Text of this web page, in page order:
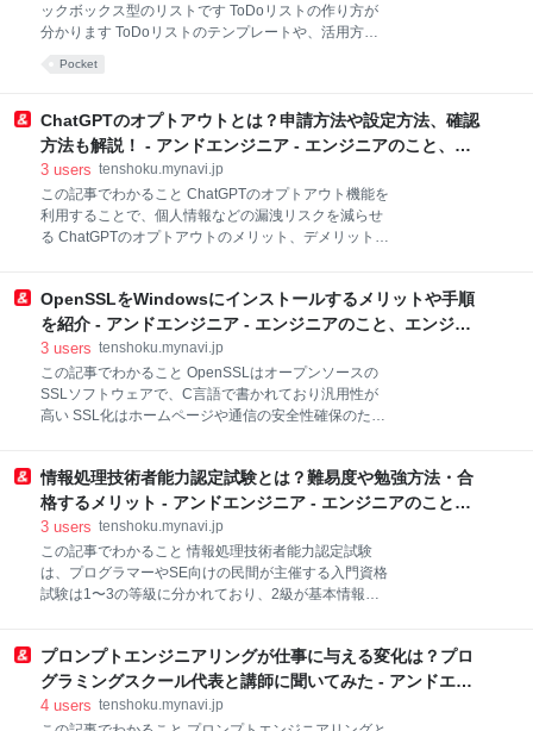
Script Host（WSH）とは 3-3. VBScriptでできることと
は 3-4. VBScriptとVBAの違いとは 4. VBScriptの代替と
ックボックス型のリストです ToDoリストの作り方が
分かります ToDoリストのテンプレートや、活用方法
い 2-3. チームメンバーとの共有が可能 2-4. 繰り返しの
タスクが登録できる 3. NotionのToDoリストの作り方
3-1. ToDoリストの基本的な作り方 3-2. ToDoリストで
を追加する 3-4. カレンダーにToDoリストを追加する
3-5. ToDoリストのショートカットについて 4. Notion
のToDoリストの活用方法 4-1. アラート機能を活用し
Pocket
ChatGPTのオプトアウトとは？申請方法や設定方法、確認
方法も解説！ - アンドエンジニア - エンジニアのこと、エ
ンジニアから。
3 users tenshoku.mynavi.jp
この記事でわかること ChatGPTのオプトアウト機能を
利用することで、個人情報などの漏洩リスクを減らせ
る ChatGPTのオプトアウトのメリット、デメリットを
1. ChatGPTのオプトアウト 2. ChatGPTのオプトアウ
ト機能とは 2-1. オプトアウトのメリット 2-2. オプトア
ウトのデメリット 3. ChatGPTの3つのオプトアウトと
流れ、設定完了の確認方法まで 3-1. 申請方式によるオ
プトアウト 3-2. Chat履歴オフによるオプトアウト 3-3.
「Microsoft Copilot」のオプトアウトについて 3-4.
ア
OpenSSLをWindowsにインストールするメリットや手順
を紹介 - アンドエンジニア - エンジニアのこと、エンジニ
アから。
3 users tenshoku.mynavi.jp
この記事でわかること OpenSSLはオープンソースの
SSLソフトウェアで、C言語で書かれており汎用性が
高い SSL化はホームページや通信の安全性確保のため
Windowsにインストールする 1-1. SSL化はなぜ必要な
のか 1-2. SSL化の確認方法 2. SSLのメリットとデメリ
ット 2-1. SSL化のメリット 2-2. SSL化のデメリット 3.
OpenSSLのインストール手順 3-1. OpenSSLによって
できること 3-2. OpenSSLのダウンロード 3-3.
OpenSSLのインストール 3-4. OpenSSLの環境設定 3-
情報処理技術者能力認定試験とは？難易度や勉強方法・合
格するメリット - アンドエンジニア - エンジニアのこと、
エンジニアから。
3 users tenshoku.mynavi.jp
この記事でわかること 情報処理技術者能力認定試験
は、プログラマーやSE向けの民間が主催する入門資格
試験は1〜3の等級に分かれており、2級が基本情報技
条件を満たせる 目次 1. 情報処理技術者能力認定試験
とは 2. 基本情報技術者試験の科目A試験免除制度に対
応 2-1. 基本情報技術者試験との違い 2-2. 合格率や勉強
時間の比較 3. 情報処理技術者能力認定試験の基本情報
プロンプトエンジニアリングが仕事に与える変化は？プロ
グラミングスクール代表と講師に聞いてみた - アンドエン
ジニア - エンジニアのこと、エンジニアから。
4 users tenshoku.mynavi.jp